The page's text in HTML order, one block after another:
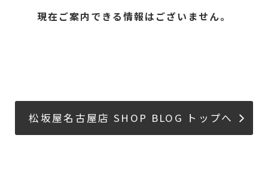
現在ご案内できる情報はございません。
松坂屋名古屋店 SHOP BLOG トップへ